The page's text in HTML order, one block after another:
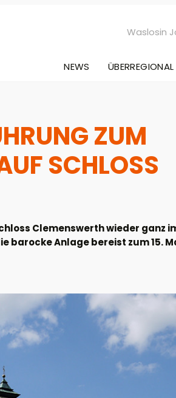
Waslosin
NEWS ÜBERREGIONAL
ZUM
SCHLOSS
Clemenswerth wieder ganz
barocke Anlage bereist zum 15.